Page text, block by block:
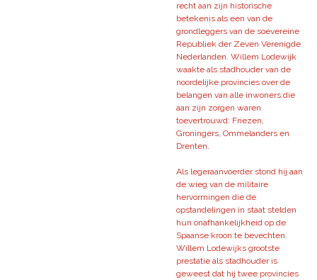
recht aan zijn historische
betekenis als een van de
grondleggers van de soevereine
Republiek der Zeven Verenigde
Nederlanden. Willem Lodewijk
waakte als stadhouder van de
noordelijke provincies over de
belangen van alle inwoners die
aan zijn zorgen waren
toevertrouwd: Friezen,
Groningers, Ommelanders en
Drenten.
Als legeraanvoerder stond hij aan
de wieg van de militaire
hervormingen die de
opstandelingen in staat stelden
hun onafhankelijkheid op de
Spaanse kroon te bevechten.
Willem Lodewijks grootste
prestatie als stadhouder is
geweest dat hij twee provincies